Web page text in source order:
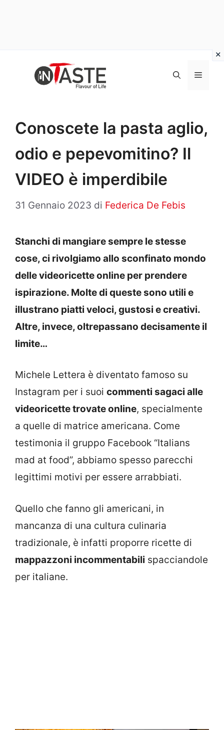
Menu
Conoscete la pasta aglio,
odio e pepevomitino? Il
VIDEO è imperdibile
31 Gennaio 2023 di Federica De Febis
Stanchi di mangiare sempre le stesse
cose, ci rivolgiamo allo sconfinato mondo
delle videoricette online per prendere
ispirazione. Molte di queste sono utili e
illustrano piatti veloci, gustosi e creativi.
Altre, invece, oltrepassano decisamente il
limite…
Michele Lettera è diventato famoso su
Instagram per i suoi commenti sagaci alle
videoricette trovate online, specialmente
a quelle di matrice americana. Come
testimonia il gruppo Facebook “Italians
mad at food”, abbiamo spesso parecchi
legittimi motivi per essere arrabbiati.
Quello che fanno gli americani, in
mancanza di una cultura culinaria
tradizionale, è infatti proporre ricette di
mappazzoni incommentabili spacciandole
per italiane.